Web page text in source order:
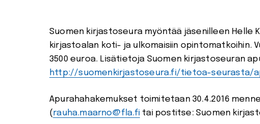
Suomen kirjastoseura myöntää jäsenilleen Helle
kirjastoalan koti- ja ulkomaisiin opintomatkoihin.
3500 euroa. Lisätietoja Suomen kirjastoseuran
http://suomenkirjastoseura.fi/tietoa-seurasta/
Apurahahakemukset toimitetaan 30.4.2016
(rauha.maarno@fla.fi tai postitse: Suomen